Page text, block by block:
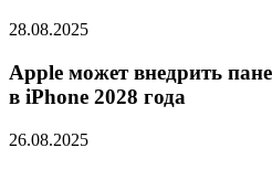
28.08.2025
Apple может внедрить
в iPhone 2028 года
26.08.2025